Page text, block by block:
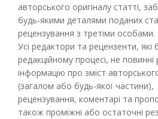
авторського оригіналу статті,
будь-якими деталями поданих
рецензування з третіми особами.
Усі редактори та рецензенти, які
редакційному процесі, не
інформацію про зміст
(загалом або будь-якої частини),
рецензування, коментарі та
також проміжні або остаточні